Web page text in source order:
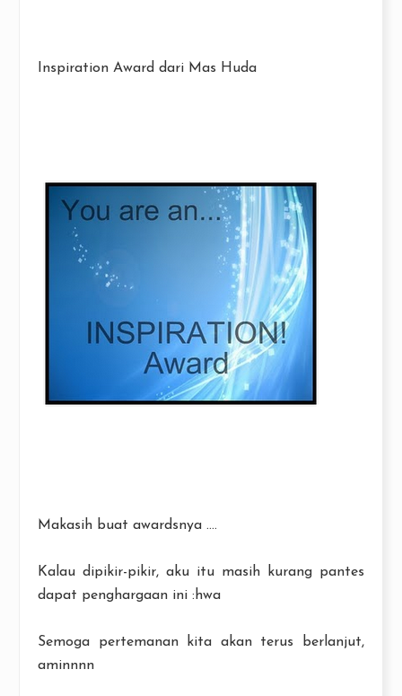
Inspiration Award dari Mas Huda
Makasih buat awardsnya ....
Kalau dipikir-pikir, aku itu masih kurang pantes
dapat penghargaan ini :hwa
Semoga pertemanan kita akan terus berlanjut,
aminnnn